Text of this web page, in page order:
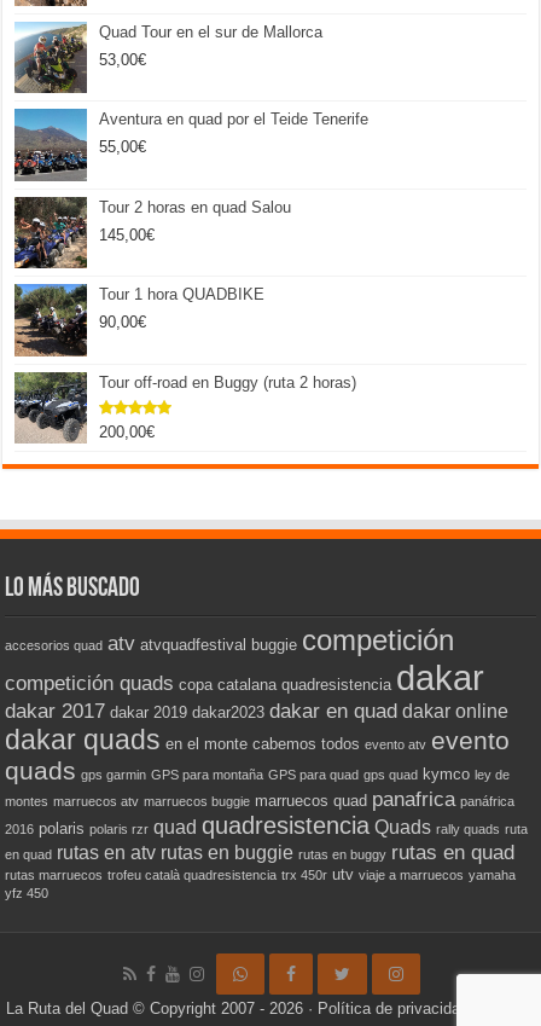
Quad Tour en el sur de Mallorca
53,00€
Aventura en quad por el Teide Tenerife
55,00€
Tour 2 horas en quad Salou
145,00€
Tour 1 hora QUADBIKE
90,00€
Tour off-road en Buggy (ruta 2 horas)
Valorado
de 5
200,00€
Lo más buscado
accesorios quad atv atvquadfestival buggie competición
competición quads copa catalana quadresistencia dakar
dakar 2017 dakar 2019 dakar2023 dakar en quad dakar online
dakar quads en el monte cabemos todos evento atv evento
quads gps garmin GPS para montaña GPS para quad gps quad kymco ley de
montes marruecos atv marruecos buggie marruecos quad panafrica panáfrica
2016 polaris polaris rzr quad quadresistencia Quads rally quads ruta
en quad rutas en atv rutas en buggie rutas en buggy rutas en quad
rutas marruecos trofeu català quadresistencia trx 450r utv viaje a marruecos yamaha
yfz 450
La Ruta del Quad © Copyright 2007 - 2026 · Política de privacidad